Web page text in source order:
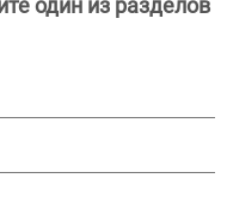
один из разделов